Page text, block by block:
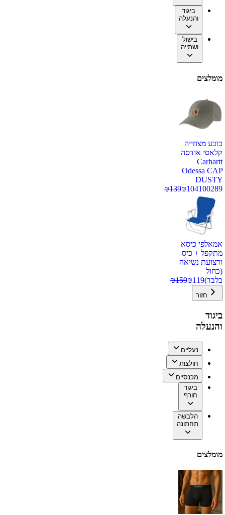
ביגוד
והנעלה
בישול
ושתייה
מומלצים
כובע מצחייה
קלאסי אודסה
Carhartt
Odessa CAP
DUSTY
100289
₪104
₪139
אמאלפי כיסא
מתקפל + כיס
ורצועת נשיאה
(כחול
בלבד)
₪119
₪159
חזור
ביגוד
והנעלה
נעליים
חולצות
מכנסיים
ביגוד
חורף
הלבשה
תחתונה
מומלצים